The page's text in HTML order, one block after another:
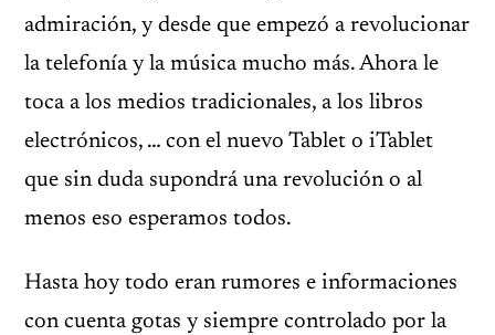
admiración, y desde que empezó a revolucionar
la telefonía y la música mucho más. Ahora le
toca a los medios tradicionales, a los libros
electrónicos, … con el nuevo Tablet o iTablet
que sin duda supondrá una revolución o al
menos eso esperamos todos.
Hasta hoy todo eran rumores e informaciones
con cuenta gotas y siempre controlado por la